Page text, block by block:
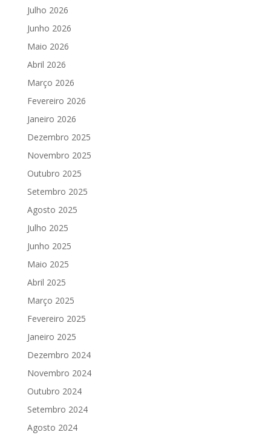
Julho 2026
Junho 2026
Maio 2026
Abril 2026
Março 2026
Fevereiro 2026
Janeiro 2026
Dezembro 2025
Novembro 2025
Outubro 2025
Setembro 2025
Agosto 2025
Julho 2025
Junho 2025
Maio 2025
Abril 2025
Março 2025
Fevereiro 2025
Janeiro 2025
Dezembro 2024
Novembro 2024
Outubro 2024
Setembro 2024
Agosto 2024